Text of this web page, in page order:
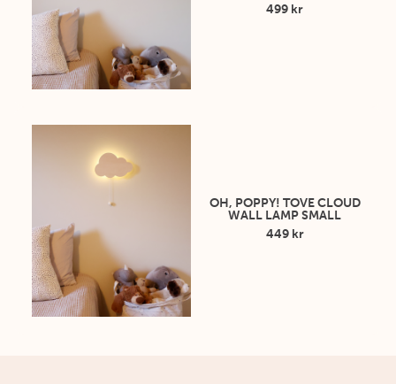
499 kr
OH, POPPY! TOVE CLOUD
WALL LAMP SMALL
449 kr